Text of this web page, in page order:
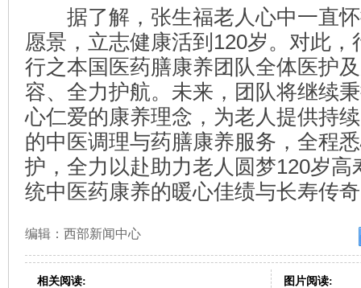
据了解，张生福老人心中一直怀
愿景，立志健康活到120岁。对此，
行之本国医药膳康养团队全体医护
容、全力护航。未来，团队将继续
心仁爱的康养理念，为老人提供持
的中医调理与药膳康养服务，全程
护，全力以赴助力老人圆梦120岁高
统中医药康养的暖心佳绩与长寿传
编辑：西部新闻中心
相关阅读: 图片阅读: